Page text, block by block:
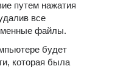
путем нажатия
все
файлы.
будет
которая была